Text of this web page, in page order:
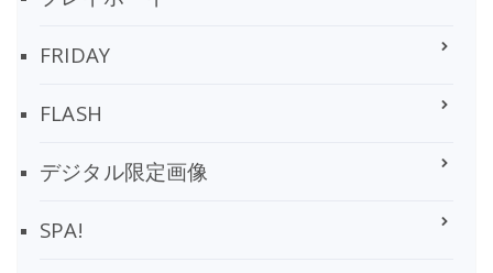
FRIDAY
FLASH
デジタル限定画像
SPA!